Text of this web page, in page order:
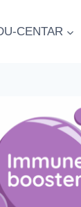
CENTAR